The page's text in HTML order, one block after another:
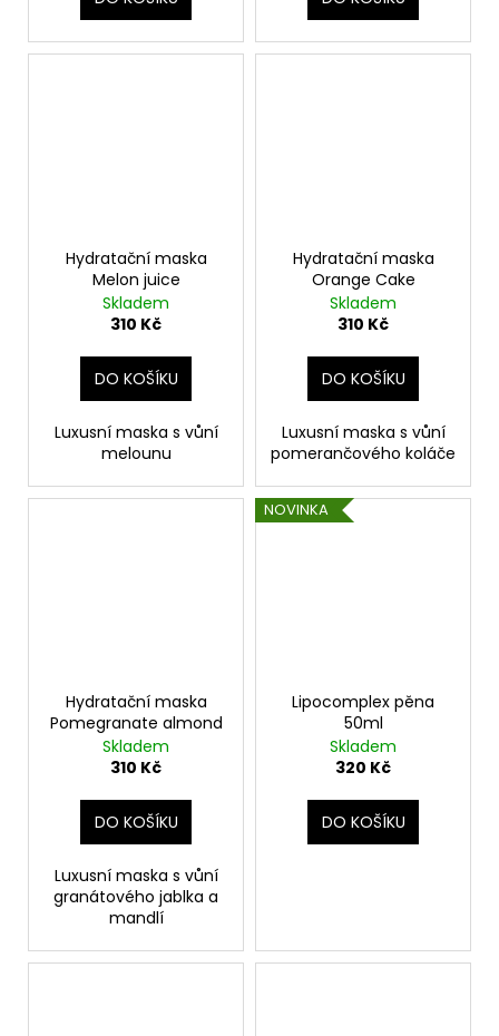
Hydratační maska
Melon juice
Skladem
310 Kč
DO KOŠÍKU
Luxusní maska s vůní
melounu
Hydratační maska
Orange Cake
Skladem
310 Kč
DO KOŠÍKU
Luxusní maska s vůní
pomerančového koláče
Hydratační maska
Pomegranate almond
Skladem
310 Kč
DO KOŠÍKU
Luxusní maska s vůní
granátového jablka a
mandlí
NOVINKA
Lipocomplex pěna
50ml
Skladem
320 Kč
DO KOŠÍKU